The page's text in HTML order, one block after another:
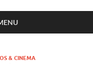
& CINEMA